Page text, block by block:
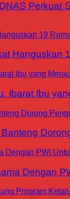
Perkuat
Hanguskan
Ibarat Ibu
Dengan